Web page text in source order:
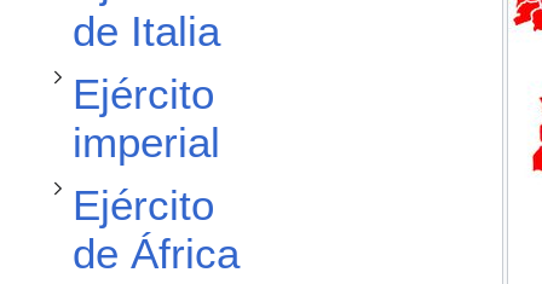
de Italia
Ejército
imperial
Ejército
de África
Alternar subsección Ejército de ÁfricaAlternar subsección Ejército de Indias